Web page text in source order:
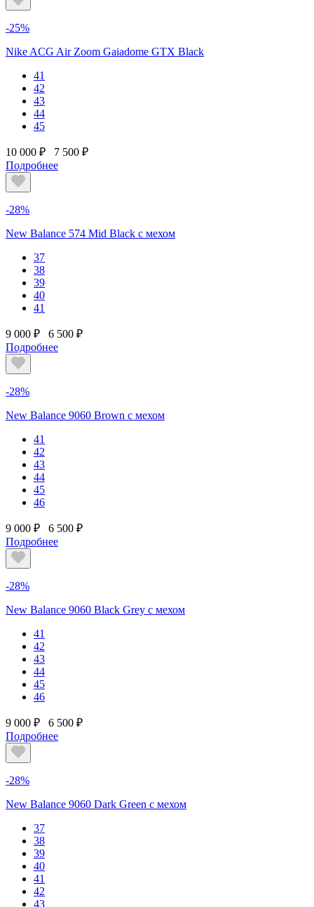
-25%
Nike ACG Air Zoom Gaiadome GTX Black
41
42
43
44
45
10 000 ₽
7 500 ₽
Подробнее
-28%
New Balance 574 Mid Black с мехом
37
38
39
40
41
9 000 ₽
6 500 ₽
Подробнее
-28%
New Balance 9060 Brown с мехом
41
42
43
44
45
46
9 000 ₽
6 500 ₽
Подробнее
-28%
New Balance 9060 Black Grey с мехом
41
42
43
44
45
46
9 000 ₽
6 500 ₽
Подробнее
-28%
New Balance 9060 Dark Green с мехом
37
38
39
40
41
42
43